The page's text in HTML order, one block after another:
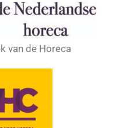
van de Horeca